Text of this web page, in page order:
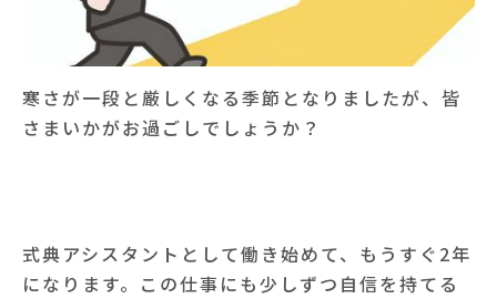
寒さが一段と厳しくなる季節となりましたが、皆
さまいかがお過ごしでしょうか？
式典アシスタントとして働き始めて、もうすぐ2年
になります。この仕事にも少しずつ自信を持てる